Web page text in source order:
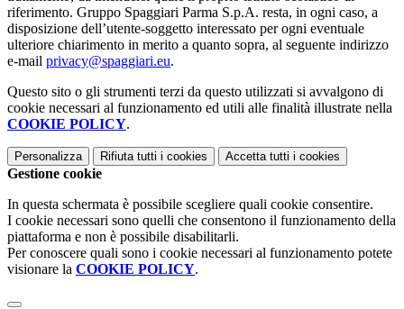
riferimento. Gruppo Spaggiari Parma S.p.A. resta, in ogni caso, a
disposizione dell’utente-soggetto interessato per ogni eventuale
ulteriore chiarimento in merito a quanto sopra, al seguente indirizzo
e-mail privacy@spaggiari.eu.
Questo sito o gli strumenti terzi da questo utilizzati si avvalgono di
cookie necessari al funzionamento ed utili alle finalità illustrate nella
COOKIE POLICY.
Personalizza Rifiuta tutti i cookies Accetta tutti i cookies
Gestione cookie
In questa schermata è possibile scegliere quali cookie consentire.
I cookie necessari sono quelli che consentono il funzionamento della
piattaforma e non è possibile disabilitarli.
Per conoscere quali sono i cookie necessari al funzionamento potete
visionare la COOKIE POLICY.